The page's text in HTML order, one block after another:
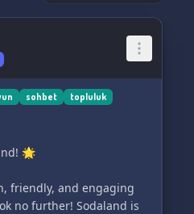
sohbet topluluk
🌟
friendly, and engaging
no further! Sodaland is